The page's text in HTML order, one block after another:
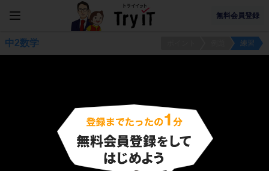
無料会員登録
中2数学 練習